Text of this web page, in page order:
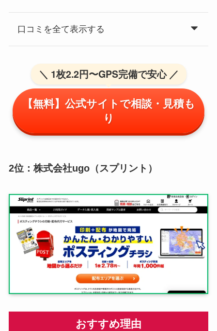
口コミを全て表示する
＼ 1枚2.2円〜GPS完備で安心 ／
【無料】公式サイトで相談・見積も
り
2位：株式会社ugo（スプリント）
おすすめ理由